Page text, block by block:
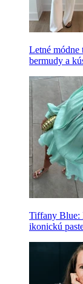
Letné módne
bermudy a
Tiffany Blue:
ikonickú